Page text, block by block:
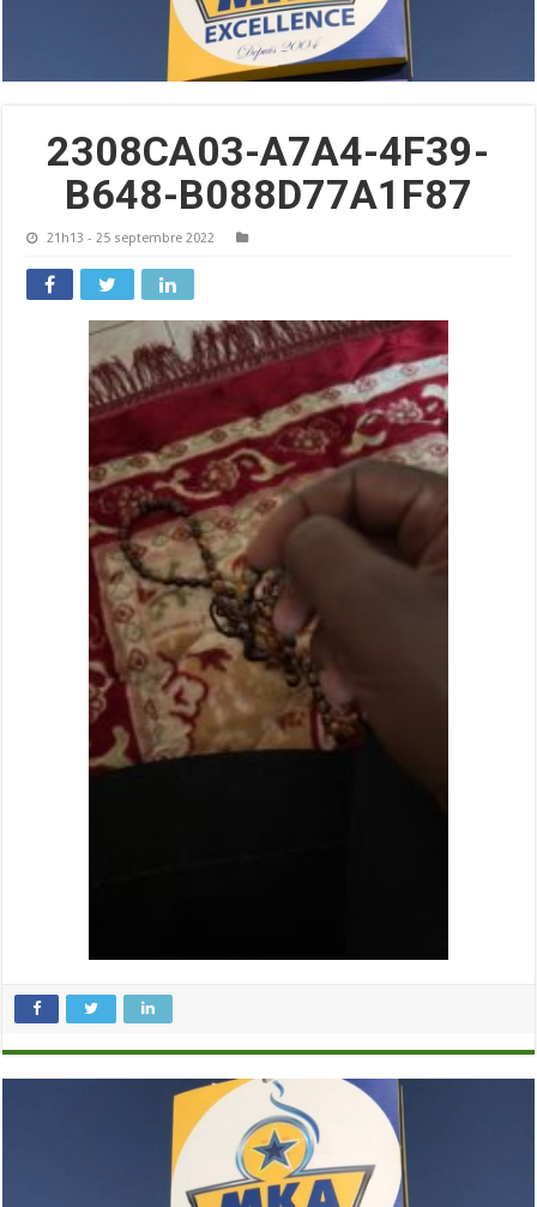
2308CA03-A7A4-4F39-
B648-B088D77A1F87
21h13 - 25 septembre 2022